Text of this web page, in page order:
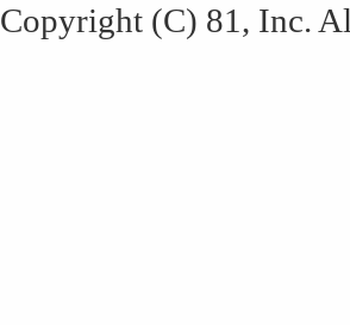
Copyright (C) 81, Inc.